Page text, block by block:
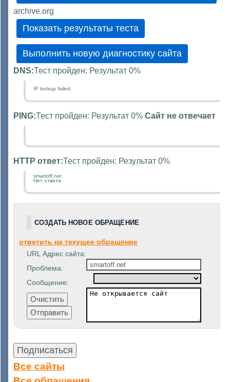
archive.org
DNS:Тест пройден: Результат 0%
IP lookup failed.
PING:Тест пройден: Результат 0% Cайт не отвечает
HTTP ответ:Тест пройден: Результат 0%
smartoff.net
Нет ответа
СОЗДАТЬ НОВОЕ ОБРАЩЕНИЕ
ответить на текущее обращение
URL Адрес сайта:
Проблема:
Сообщение:
Все сайты